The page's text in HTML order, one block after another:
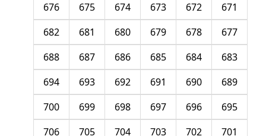
671
672
673
674
675
676
677
678
679
680
681
682
683
684
685
686
687
688
689
690
691
692
693
694
695
696
697
698
699
700
701
702
703
704
705
706